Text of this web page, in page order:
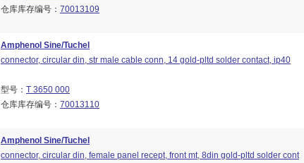
仓库库存编号： 70013109
Amphenol Sine/Tuchel
connector, circular din, str male cable conn, 14 gold-pltd solder contact, ip40
型号： T 3650 000
仓库库存编号： 70013110
Amphenol Sine/Tuchel
connector, circular din, female panel recept, front mt, 8din gold-pltd solder cont